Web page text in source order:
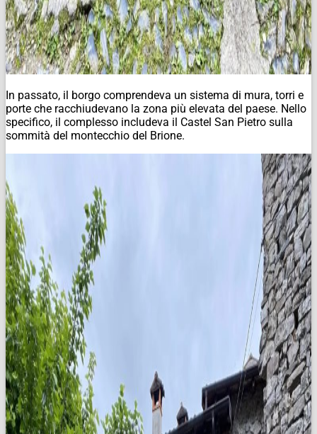
In passato, il borgo comprendeva un sistema di mura, torri e
porte che racchiudevano la zona più elevata del paese. Nello
specifico, il complesso includeva il Castel San Pietro sulla
sommità del montecchio del Brione.